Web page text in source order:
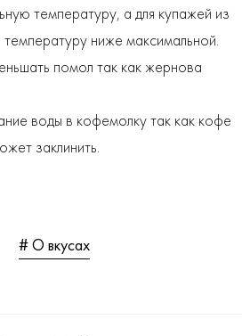
температуру, а для купажей из
ниже максимальной.
помол так как жернова
воды в кофемолку так как кофе
заклинить.
# О вкусах